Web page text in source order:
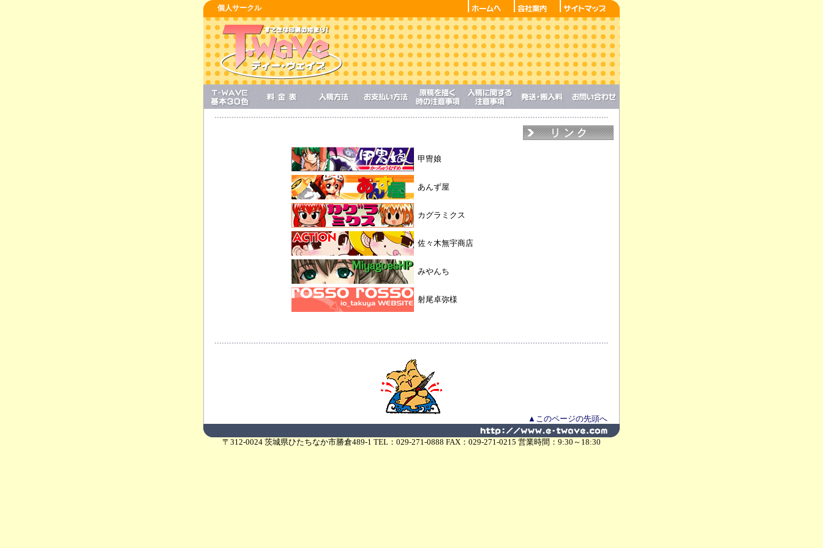
個人サークル
甲冑娘
あんず屋
カグラミクス
佐々木無宇商店
みやんち
射尾卓弥様
▲このページの先頭へ
〒312-0024 茨城県ひたちなか市勝倉489-1 TEL：029-271-0888 FAX：029-271-0215 営業時間：9:30～18:30